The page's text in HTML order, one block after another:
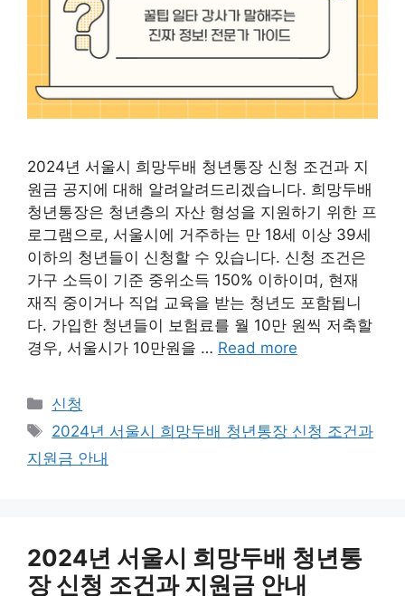
2024년 서울시 희망두배 청년통장 신청 조건과 지
원금 공지에 대해 알려알려드리겠습니다. 희망두배
청년통장은 청년층의 자산 형성을 지원하기 위한 프
로그램으로, 서울시에 거주하는 만 18세 이상 39세
이하의 청년들이 신청할 수 있습니다. 신청 조건은
가구 소득이 기준 중위소득 150% 이하이며, 현재
재직 중이거나 직업 교육을 받는 청년도 포함됩니
다. 가입한 청년들이 보험료를 월 10만 원씩 저축할
경우, 서울시가 10만원을 … Read more
Categories
신청
Tags
2024년 서울시 희망두배 청년통장 신청 조건과
지원금 안내
2024년 서울시 희망두배 청년통
장 신청 조건과 지원금 안내